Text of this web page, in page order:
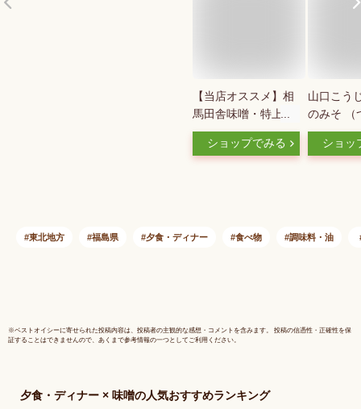
【当店オススメ】相
馬田舎味噌・特上
（中甘) 1Kg袋詰
め 量り売り 【味
噌汁/みそ汁/とけや
ショップでみる
山口こう
のみそ （
2個セッ
蔵食品
ショッ
東北地方 福島県 夕食・ディナー 食べ物 調味料・油
※ベストオイシーに寄せられた投稿内容は、投稿者の主観的な感想・コメントを含みます。 投稿の信憑性・正確性を保
証することはできませんので、あくまで参考情報の一つとしてご利用ください。
夕食・ディナー × 味噌の人気おすすめランキング